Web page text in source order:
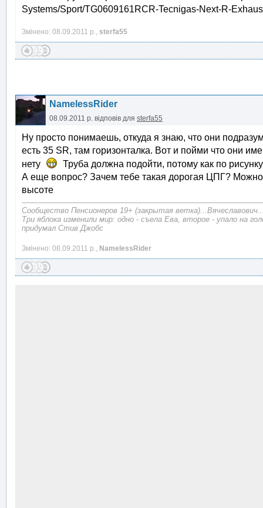
Systems/Sport/TG0609161RCR-Tecnigas-Next-R-
Змінено: 08.09.2011 р., sterfa55
NamelessRider
08.09.2011 р. відповів для sterfa55
Ну просто понимаешь, откуда я знаю, что они
есть 35 SR, там горизонталка. Вот и пойми что они
нету
Труба должна подойти, потому как по
А еще вопрос? Зачем тебе такая дорогая ЦПГ?
высоте
Сообщество Пенсионеров 19+ (закрытая
Три яблока изменили мир: одно - съела Ева, второе - упало на
придумал Стив Джобс
Змінено: 08.09.2011 р., NamelessRider